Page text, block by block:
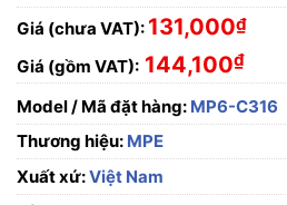
Giá (chưa VAT): 131,000₫
Giá (gồm VAT): 144,100₫
Model / Mã đặt hàng: MP6-C316
Thương hiệu: MPE
Xuất xứ:Việt Nam